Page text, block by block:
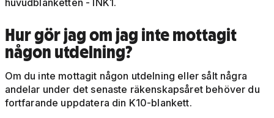
huvudblanketten - INK1.
Hur gör jag om jag inte mottagit
någon utdelning?
Om du inte mottagit någon utdelning eller sålt några
andelar under det senaste räkenskapsåret behöver du
fortfarande uppdatera din K10-blankett.